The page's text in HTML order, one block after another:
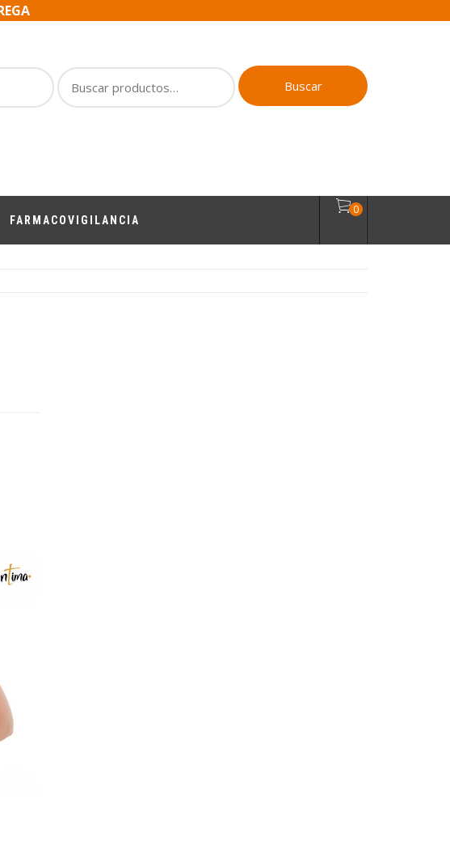
Buscar
Por
Buscar
FARMACOVIGILANCIA
0